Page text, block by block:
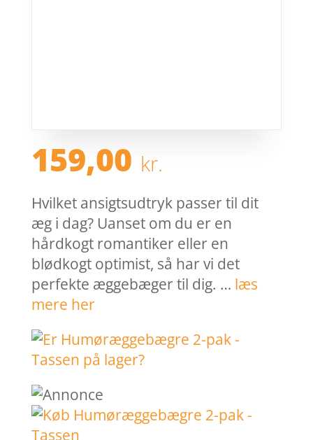
159,00 kr.
Hvilket ansigtsudtryk passer til dit
æg i dag? Uanset om du er en
hårdkogt romantiker eller en
blødkogt optimist, så har vi det
perfekte æggebæger til dig. … læs
mere her